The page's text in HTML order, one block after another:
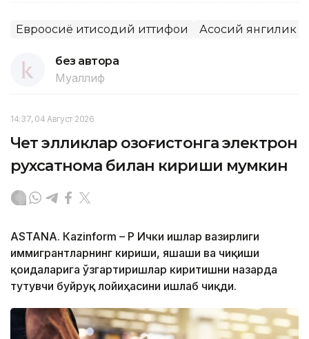
Евроосиё иқтисодий иттифоқи Асосий янгилик
без автора
Муаллиф
14:37, 04 Август 2026
Чет элликлар Қозоғистонга электрон
рухсатнома билан кириши мумкин
ASTANА. Кazinform – ҚР Ички ишлар вазирлиги
иммигрантларнинг кириши, яшаши ва чиқиши
қоидаларига ўзгартиришлар киритишни назарда
тутувчи буйруқ лойиҳасини ишлаб чиқди.